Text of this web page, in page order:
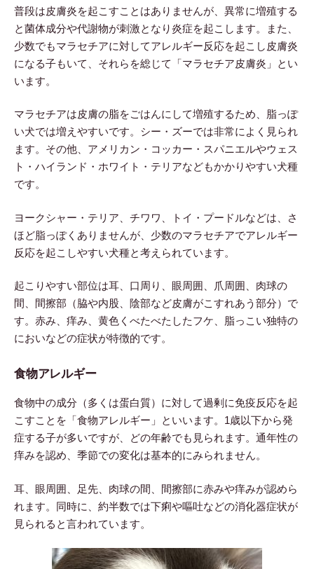
普段は皮膚炎を起こすことはありませんが、異常に増殖する
と菌体成分や代謝物が刺激となり炎症を起こします。また、
少数でもマラセチアに対してアレルギー反応を起こし皮膚炎
になる子もいて、それらを総じて「マラセチア皮膚炎」とい
います。
マラセチアは皮膚の脂をごはんにして増殖するため、脂っぽ
い犬では増えやすいです。シー・ズーでは非常によく見られ
ます。その他、アメリカン・コッカー・スパニエルやウェス
ト・ハイランド・ホワイト・テリアなどもかかりやすい犬種
です。
ヨークシャー・テリア、チワワ、トイ・プードルなどは、さ
ほど脂っぽくありませんが、少数のマラセチアでアレルギー
反応を起こしやすい犬種と考えられています。
起こりやすい部位は耳、口周り、眼周囲、爪周囲、肉球の
間、間擦部（脇や内股、陰部など皮膚がこすれあう部分）で
す。赤み、痒み、黄色くべたべたしたフケ、脂っこい独特の
においなどの症状が特徴的です。
食物アレルギー
食物中の成分（多くは蛋白質）に対して過剰に免疫反応を起
こすことを「食物アレルギー」といいます。1歳以下から発
症する子が多いですが、どの年齢でも見られます。通年性の
痒みを認め、季節での変化は基本的にみられません。
耳、眼周囲、足先、肉球の間、間擦部に赤みや痒みが認めら
れます。同時に、約半数では下痢や嘔吐などの消化器症状が
見られると言われています。